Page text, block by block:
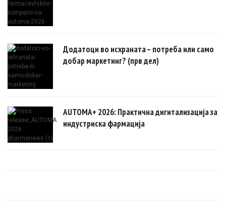
Додатоци во исхраната – потреба или само
добар маркетинг? (прв дел)
AUTOMA+ 2026: Практична дигитализација за
индустриска фармација